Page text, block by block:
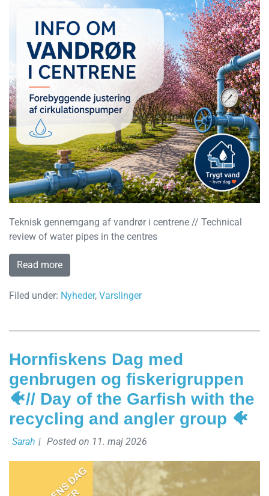
Teknisk gennemgang af vandrør i centrene // Technical
review of water pipes in the centres
Read more
Filed under: Nyheder, Varslinger
Hornfiskens Dag med
genbrugen og fiskerigruppen
🐠// Day of the Garfish with the
recycling and angler group 🐠
Sarah | Posted on 11. maj 2026